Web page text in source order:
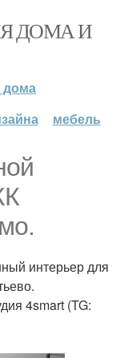
ДОМА И
дома
мебель
интерьер для
4smart (TG: